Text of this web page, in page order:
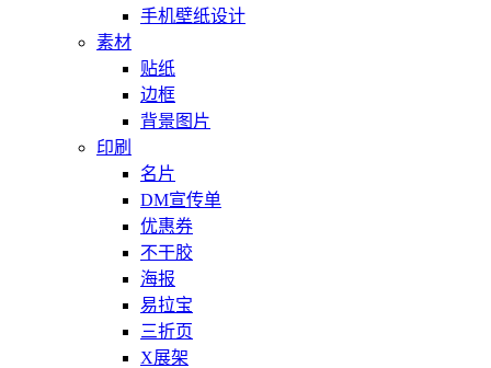
手机壁纸设计
素材
贴纸
边框
背景图片
印刷
名片
DM宣传单
优惠券
不干胶
海报
易拉宝
三折页
X展架